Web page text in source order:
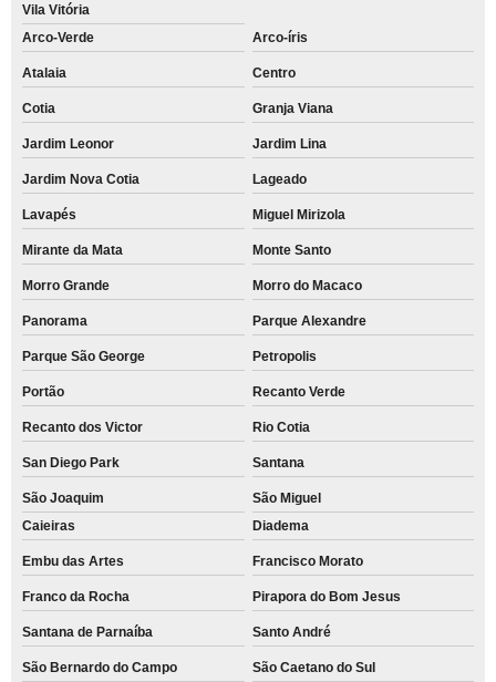
Vila Vitória
Arco-Verde
Arco-íris
Atalaia Centro
Cotia Granja Viana
Jardim Leonor Jardim Lina
Jardim Nova Cotia Lageado
Lavapés Miguel Mirizola
Mirante da Mata Monte Santo
Morro Grande Morro do Macaco
Panorama Parque Alexandre
Parque São George Petropolis
Portão Recanto Verde
Recanto dos Victor Rio Cotia
San Diego Park Santana
São Joaquim
São Miguel
Caieiras
Diadema
Embu das Artes Francisco Morato
Franco da Rocha Pirapora do Bom Jesus
Santana de Parnaíba Santo André
São Bernardo do Campo São Caetano do Sul